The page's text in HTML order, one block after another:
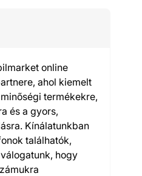
online
ahol kiemelt
termékekre,
és a gyors,
Kínálatunkban
találhatók,
hogy